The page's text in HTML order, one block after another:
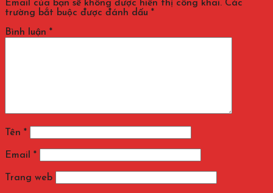
Email của bạn sẽ không được hiển thị công khai. Các
trường bắt buộc được đánh dấu *
Bình luận *
Tên *
Email *
Trang web